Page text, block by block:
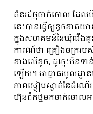
គំនរដុំថ្មចាក់ចោល ដែលមិ
នេះបានធ្វើឲ្យខូចខាត
ក្នុងសហគមន៍នៃឃុំជើងគួ
ការណ៍ថា គ្រឿងចក្ររបស់
ខាងលើខូច, ដូច្នេះមិនទា
ឡើយ។ អាជ្ញាធរមូលដ្ឋ
ភាពស្ងៀមស្ងាត់នៃដំណ
ហ៊ុនដឹកថ្មមកចាក់ចោល